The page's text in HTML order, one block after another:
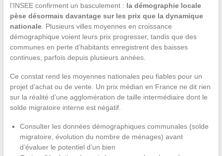
l’INSEE confirment un basculement : la démographie locale
pèse désormais davantage sur les prix que la dynamique
nationale. Plusieurs villes moyennes en croissance
démographique voient leurs prix progresser, tandis que des
communes en perte d’habitants enregistrent des baisses
continues, parfois depuis plusieurs années.
Ce constat rend les moyennes nationales peu fiables pour un
projet d’achat ou de vente. Un prix médian en France ne dit rien
sur la réalité d’une agglomération de taille intermédiaire dont le
solde migratoire interne est négatif.
Consulter les données démographiques communales (solde
migratoire, évolution du nombre de ménages) avant
d’évaluer le potentiel d’un bien